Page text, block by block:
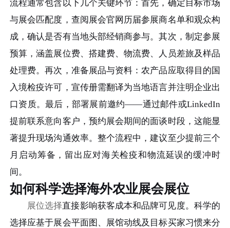
流程通常包含以下几个关键环节：首先，确定目标市场
与展会匹配度，查阅展会官网历届参展商名单和观众构
成，确认是否有当地头部经销商参与。其次，制定参展
预算，涵盖展位费、搭建费、物流费、人员差旅及样品
处理费。再次，准备展品与资料：农产品应取得目的国
入境检疫许可，宣传册需翻译为当地语言并注明企业出
口资质。最后，部署展前邀约——通过邮件或LinkedIn
提前联系意向客户，预约展会期间的面谈时段，这能显
著提升现场沟通效率。整个流程中，建议至少提前三个
月启动筹备，留出应对海关检疫和物流延误的缓冲时
间。
如何科学选择海外农业展会展位
展位选择直接影响获客成本和品牌可见度。科学的
选择应基于展会平面图、展馆动线及目标买家习惯来分